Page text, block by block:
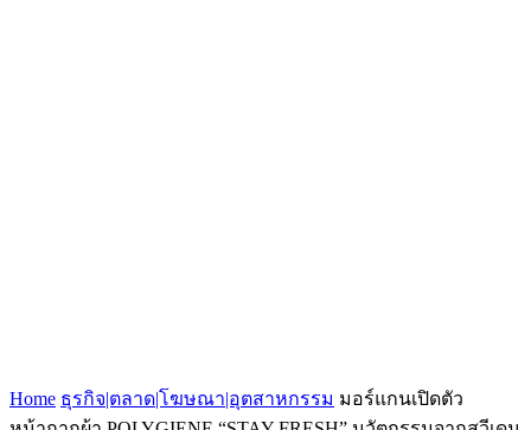
Home ธุรกิจ|ตลาด|โฆษณา|อุตสาหกรรม มอร์แกนเปิดตัว